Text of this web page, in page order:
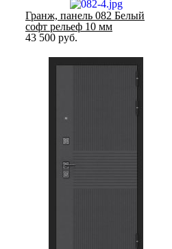
Гранж, панель 082 Белый
софт рельеф 10 мм
43 500 руб.